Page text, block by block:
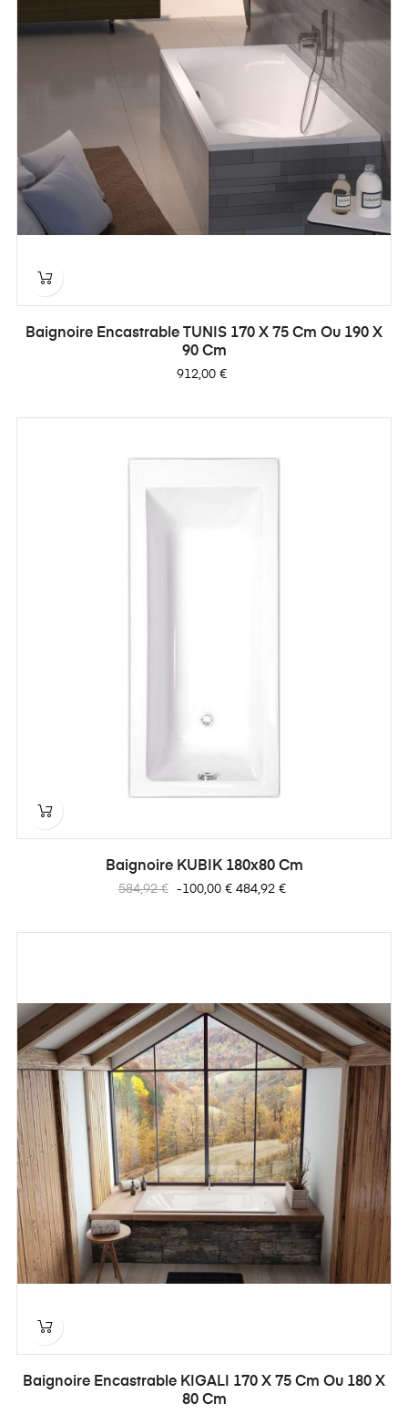
Baignoire Encastrable TUNIS 170 X 75 Cm Ou 190 X
90 Cm
Prix
912,00 €
Baignoire KUBIK 180x80 Cm
Prix
584,92 € -100,00 € Prix
484,92 €
Baignoire Encastrable KIGALI 170 X 75 Cm Ou 180 X
80 Cm